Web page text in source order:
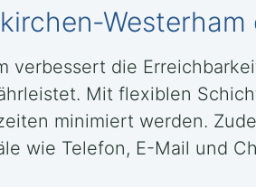
die
Mit flexiblen
minimiert werden.
wie Telefon, E-Mail und